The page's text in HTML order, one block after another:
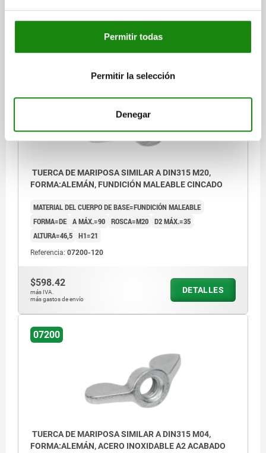
Permitir todas
Permitir la selección
Denegar
$176.37
TUERCA DE MARIPOSA SIMILAR A DIN315 M20,
FORMA:ALEMÁN, FUNDICIÓN MALEABLE CINCADO
MATERIAL DEL CUERPO DE BASE=FUNDICIÓN MALEABLE
FORMA=DE A MÁX.=90 ROSCA=M20 D2 MÁX.=35
ALTURA=46,5 H1=21
Referencia: 07200-120
$598.42
más IVA.
más gastos de envío
DETALLES
07200
TUERCA DE MARIPOSA SIMILAR A DIN315 M04,
FORMA:ALEMÁN, ACERO INOXIDABLE A2 ACABADO